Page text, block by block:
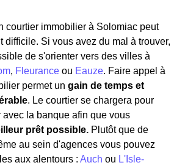
courtier immobilier à Solomiac peut
difficile. Si vous avez du mal à trouver,
de s'orienter vers des villes à
, Fleurance ou Eauze. Faire appel à
permet un gain de temps et
. Le courtier se chargera pour
la banque afin que vous
prêt possible. Plutôt que de
au sein d'agences vous pouvez
aux alentours : Auch ou L'Isle-